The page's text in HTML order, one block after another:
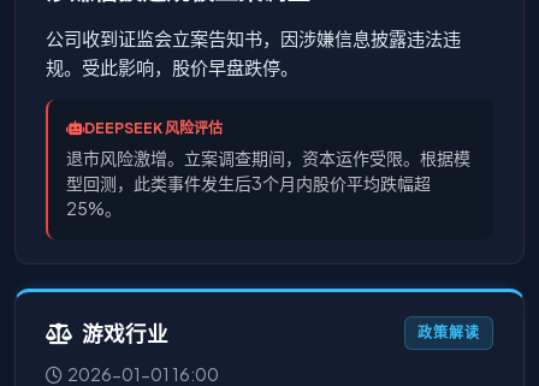
公司收到证监会立案告知书，因涉嫌信息披露违法违
规。受此影响，股价早盘跌停。
DEEPSEEK 风险评估
退市风险激增。立案调查期间，资本运作受限。根据模
型回测，此类事件发生后3个月内股价平均跌幅超
25%。
游戏行业 政策解读
2026-01-01 16:00